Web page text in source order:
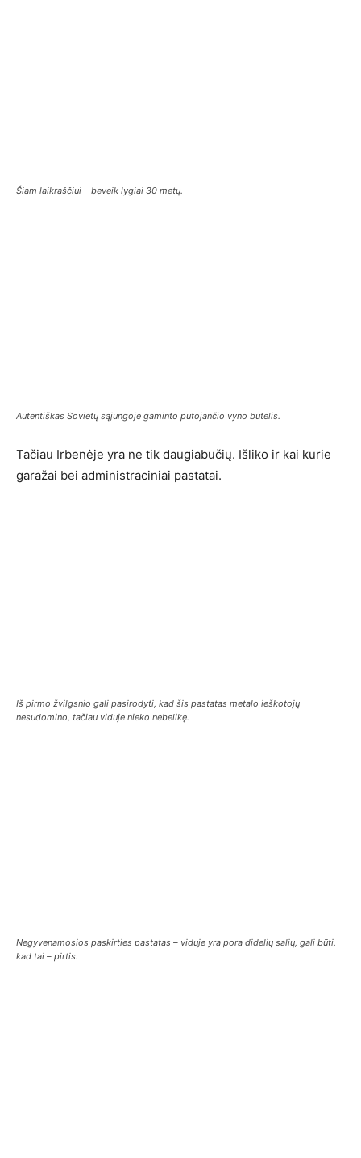
Šiam laikraščiui – beveik lygiai 30 metų.
Autentiškas Sovietų sąjungoje gaminto putojančio vyno butelis.
Tačiau Irbenėje yra ne tik daugiabučių. Išliko ir kai kurie
garažai bei administraciniai pastatai.
Iš pirmo žvilgsnio gali pasirodyti, kad šis pastatas metalo ieškotojų
nesudomino, tačiau viduje nieko nebelikę.
Negyvenamosios paskirties pastatas – viduje yra pora didelių salių, gali būti,
kad tai – pirtis.